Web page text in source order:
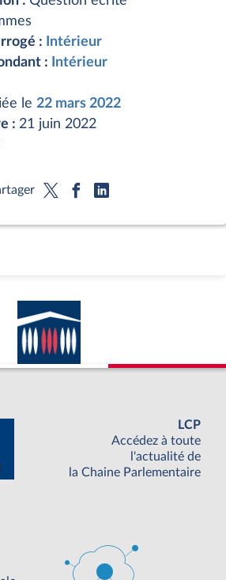
:
Intérieur
:
Intérieur
le 22 mars 2022
: 21 juin 2022
LCP
Accédez à toute
l'actualité de
la Chaine Parlementaire